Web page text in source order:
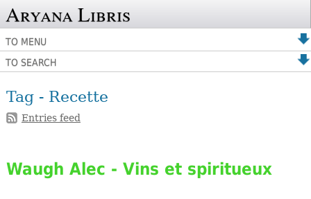
Aryana Libris
TO MENU
TO SEARCH
Tag - Recette
Entries feed
Waugh Alec - Vins et spiritueux